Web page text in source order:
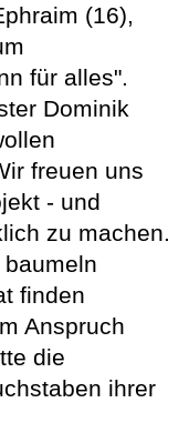
(16),
für alles".
Dominik
freuen uns
- und
zu machen.
finden
Anspruch
die
ihrer